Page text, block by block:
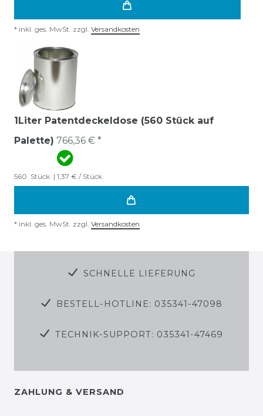
* inkl. ges. MwSt. zzgl. Versandkosten
1Liter Patentdeckeldose (560 Stück auf
Palette) 766,36 € *
560 Stück | 1,37 € / Stück
* inkl. ges. MwSt. zzgl. Versandkosten
SCHNELLE LIEFERUNG
BESTELL-HOTLINE: 035341-47098
TECHNIK-SUPPORT: 035341-47469
ZAHLUNG & VERSAND